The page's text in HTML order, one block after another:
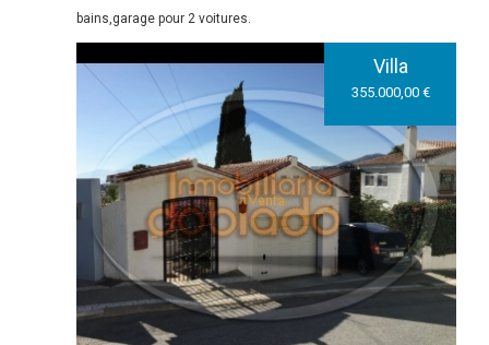
bains,garage pour 2 voitures.
Villa
355.000,00 €